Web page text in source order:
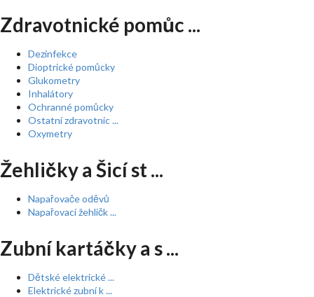
Zdravotnické pomůc ...
Dezinfekce
Dioptrické pomůcky
Glukometry
Inhalátory
Ochranné pomůcky
Ostatní zdravotnic ...
Oxymetry
Žehličky a Šicí st ...
Napařovače oděvů
Napařovací žehličk ...
Zubní kartáčky a s ...
Dětské elektrické ...
Elektrické zubní k ...